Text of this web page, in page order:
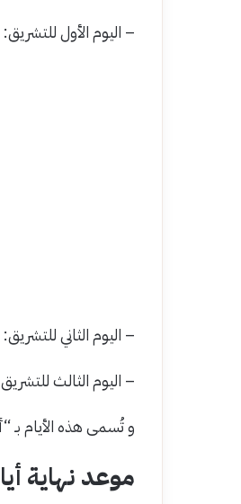
– اليوم الأول
– اليوم الثاني
– اليوم الثالث
و تُسمى هذه الأيام
موعد نهاية